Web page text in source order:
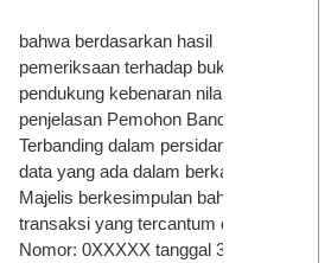
bahwa berdasarkan hasil
pemeriksaan terhadap bukti-bukti
pendukung kebenaran nilai transaksi,
penjelasan Pemohon Banding dan
Terbanding dalam persidangan dan
data yang ada dalam berkas banding,
Majelis berkesimpulan bahwa harga
transaksi yang tercantum dalam PIB
Nomor: 0XXXXX tanggal 31 Mei 2014